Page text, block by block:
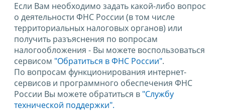
Если Вам необходимо задать какой-либо вопрос
о деятельности ФНС России (в том числе
территориальных налоговых органов) или
получить разъяснения по вопросам
налогообложения - Вы можете воспользоваться
сервисом "Обратиться в ФНС России".
По вопросам функционирования интернет-
сервисов и программного обеспечения ФНС
России Вы можете обратиться в "Службу
технической поддержки".